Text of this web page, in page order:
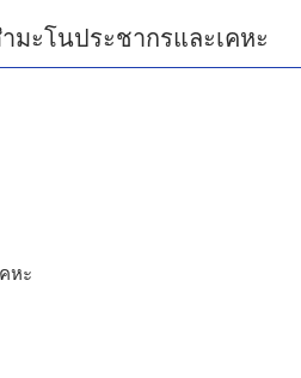
ะโนประชากรและเคหะ
หะ